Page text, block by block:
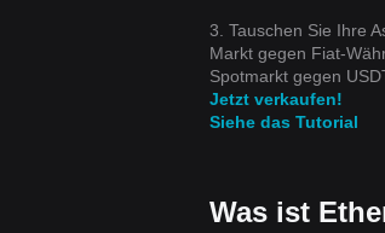
3. Tauschen Sie Ihre
Markt gegen Fiat-
Spotmarkt gegen
Jetzt verkaufen!
Siehe das Tutorial
Was ist